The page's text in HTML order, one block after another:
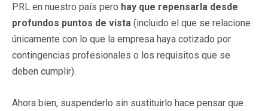
PRL en nuestro país pero hay que repensarla desde
profundos puntos de vista (incluido el que se relacione
únicamente con lo que la empresa haya cotizado por
contingencias profesionales o los requisitos que se
deben cumplir).
Ahora bien, suspenderlo sin sustituirlo hace pensar que